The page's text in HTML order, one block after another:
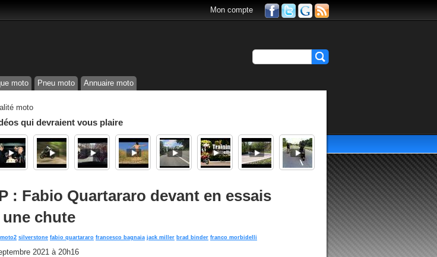
Mon compte
moto Pneu moto Annuaire moto
moto
qui devraient vous plaire
: Fabio Quartararo devant en essais
chute
moto2 silverstone fabio quartararo francesco bagnaia jack miller brad binder franco morbidelli
2021 à 20h16